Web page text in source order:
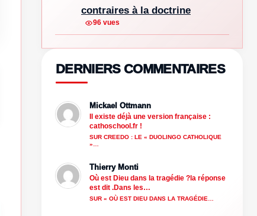
contraires à la doctrine
96 vues
DERNIERS COMMENTAIRES
Mickael Ottmann
Il existe déjà une version française :
cathoschool.fr !
SUR CREEDO : LE « DUOLINGO CATHOLIQUE
»…
Thierry Monti
Où est Dieu dans la tragédie ?la réponse
est dit .Dans les…
SUR « OÙ EST DIEU DANS LA TRAGÉDIE…